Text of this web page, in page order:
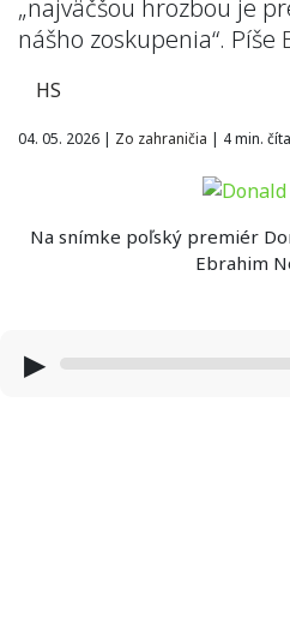
„najväčšou hrozbou je
nášho zoskupenia“. Píše
HS
04. 05. 2026 | Zo zahraničia | 4 min.
Na snímke poľský premiér
Ebrahim
▶